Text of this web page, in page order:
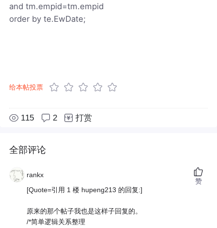
and tm.empid=tm.empid
order by te.EwDate;
给本帖投票
115 2 打赏
全部评论
rankx
[Quote=引用 1 楼 hupeng213 的回复:]
原来的那个帖子我也是这样子回复的。
/*简单逻辑关系整理
赞